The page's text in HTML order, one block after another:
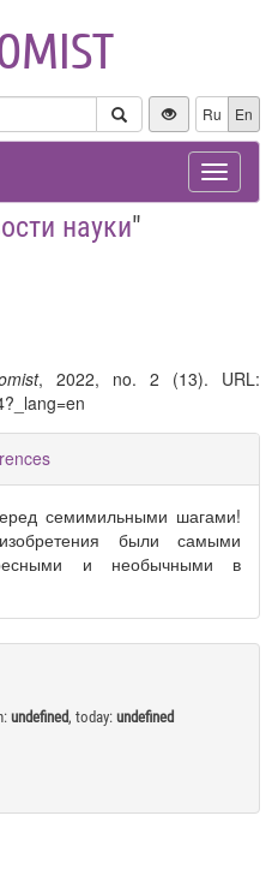
Ru En
Toggle
науки"
, 2022, no. 2 (13). URL:
семимильными шагами!
были самыми
и необычными в
undefined, today: undefined